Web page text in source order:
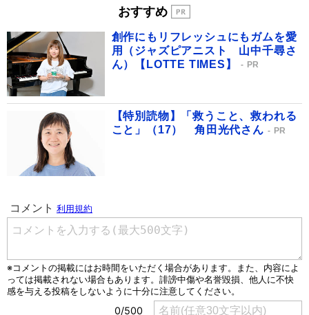
おすすめ
創作にもリフレッシュにもガムを愛
用（ジャズピアニスト 山中千尋さ
ん）【LOTTE TIMES】
PR
【特別読物】「救うこと、救われる
こと」（17） 角田光代さん
PR